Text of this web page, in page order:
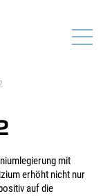
mit
erhöht nicht nur
auf die